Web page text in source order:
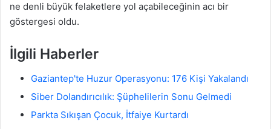
ne denli büyük felaketlere yol açabileceğinin acı bir
göstergesi oldu.
İlgili Haberler
Gaziantep'te Huzur Operasyonu: 176 Kişi Yakalandı
Siber Dolandırıcılık: Şüphelilerin Sonu Gelmedi
Parkta Sıkışan Çocuk, İtfaiye Kurtardı